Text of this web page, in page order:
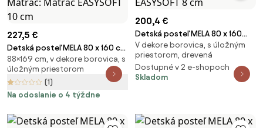
227,5 €
Detská posteľ MELA 80 x 160 cm
biela/borovica Rošt: S
lamelovým roštom, Matrac:
Matrac EASYSOFT 10 cm
88×169 cm, v dekore borovica, s
úložným priestorom
(1)
Na odoslanie o 4 týždne
200,4 €
Detská posteľ MELA 80 x 160
cm, biela Rošt: Bez roštu,
Matrac: Matrac EASYSOFT 8 cm
V dekore borovica, s úložným
priestorom, drevená
Dostupné v 2 e-shopoch
Skladom